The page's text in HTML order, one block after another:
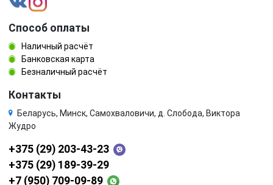
Способ оплаты
Наличный расчёт
Банковская карта
Безналичный расчёт
Контакты
Беларусь, Минск, Самохваловичи, д. Слобода, Виктора
Жудро
+375 (29) 203-43-23
+375 (29) 189-39-29
+7 (950) 709-09-89